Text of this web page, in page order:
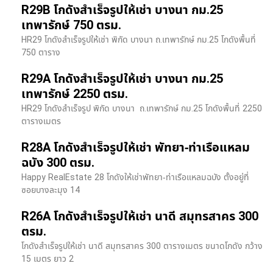
R29B โกดังสำเร็จรูปให้เช่า บางนา กม.25
เทพารักษ์ 750 ตรม.
HR29 โกดังสำเร็จรูปให้เช่า พิกัด บางนา​ ถ.เทพารักษ์ กม.25 โกดังพื้นที่
750 ตาราง
R29A โกดังสำเร็จรูปให้เช่า บางนา กม.25
เทพารักษ์ 2250 ตรม.
HR29 โกดังสำเร็จรูป พิกัด บางนา​ ถ.เทพารักษ์ กม.25 โกดังพื้นที่ 2250
ตารางเมตร
R28A โกดังสำเร็จรูปให้เช่า พัทยา-ท่าเรือแหลม
ฉบัง 300 ตรม.
Happy RealEstate 28 โกดังให้เช่าพัทยา-ท่าเรือแหลมฉบัง ตั้งอยู่ที่
ซอยบางละมุง 14
R26A โกดังสำเร็จรูปให้เช่า นาดี สมุทรสาคร 300
ตรม.
โกดังสำเร็จรูปให้เช่า นาดี สมุทรสาคร 300 ตารางเมตร ขนาดโกดัง กว้าง
15 เมตร ยาว 2